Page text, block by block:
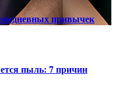
привычек
пыль: 7 причин